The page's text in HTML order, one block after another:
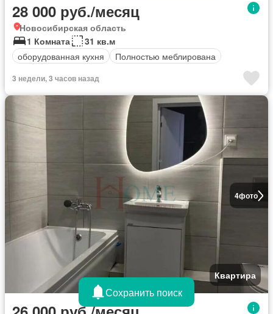
28 000 руб./месяц
Новосибирская область
1 Комната
31 кв.м
оборудованная кухня
Полностью меблирована
3 недели, 3 часов назад
4фото
Квартира
Сохранить поиск